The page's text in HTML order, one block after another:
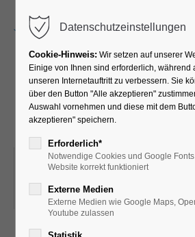
Kreativkurs mit
und Petra
07.10.2025, 19:00
UNTERGESCHOSS
Datenschutzeinstellungen
Cookie-Hinweis: Wir setzen auf unserer
Einige von Ihnen sind erforderlich, während
unseren Internetauftritt zu verbessern. Sie
über den Button "Alle akzeptieren"
Auswahl vornehmen und diese mit dem
akzeptieren" speichern.
Erforderlich*
Notwendige Cookies und Google
Website korrekt funktioniert
Externe Medien
Externe Medien wie Google Maps,
Youtube zulassen